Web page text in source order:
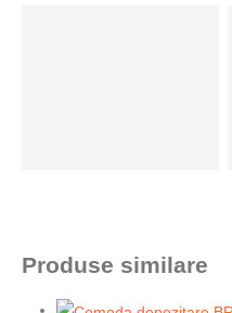
Produse similare